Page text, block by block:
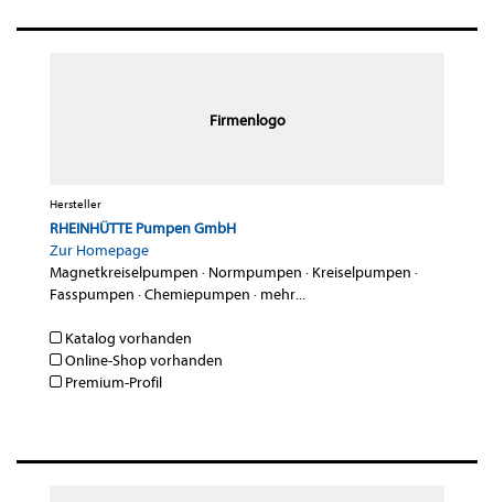
Firmenlogo
Hersteller
RHEINHÜTTE Pumpen GmbH
Zur Homepage
Magnetkreiselpumpen · Normpumpen · Kreiselpumpen ·
Fasspumpen ·Chemiepumpen · mehr...
Katalog vorhanden
Online-Shop vorhanden
Premium-Profil